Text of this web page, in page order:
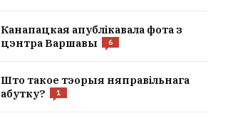
Канапацкая апублікавала фота з
цэнтра Варшавы
6
Што такое тэорыя няправільнага
абутку?
1